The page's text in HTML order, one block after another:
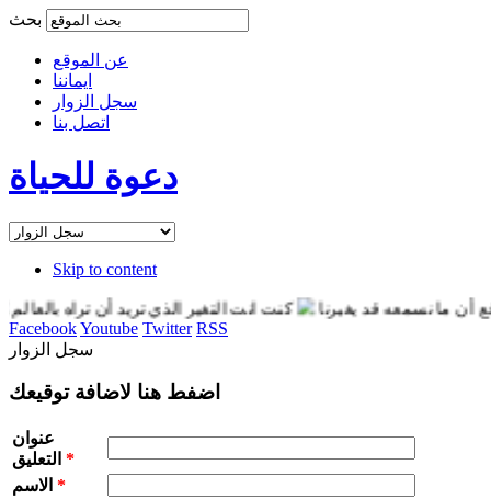
عن الموقع
ايماننا
سجل الزوار
اتصل بنا
دعوة للحياة
Skip to content
قد يغيرنا كنت انت التغير الذي تريد أن تراه بالعالم
انت
FacebookYoutube Twitter RSS
سجل الزوار
اضفط هنا لاضافة توقيعك
عنوان
*
*